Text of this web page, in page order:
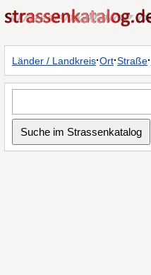
Länder / Landkreis·Ort·Straße·